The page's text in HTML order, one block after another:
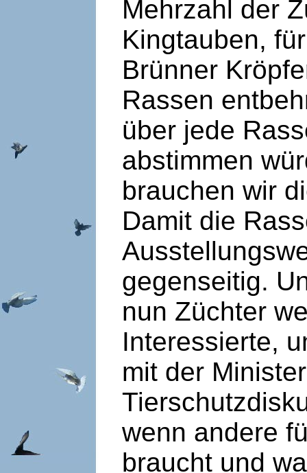
Mehrzahl der
Kingtauben,
Brünner
Rassen
über jede
abstimmen
brauchen wir
Damit die
gegenseitig.
nun Züchter
Interessierte,
mit der
wenn andere
braucht und